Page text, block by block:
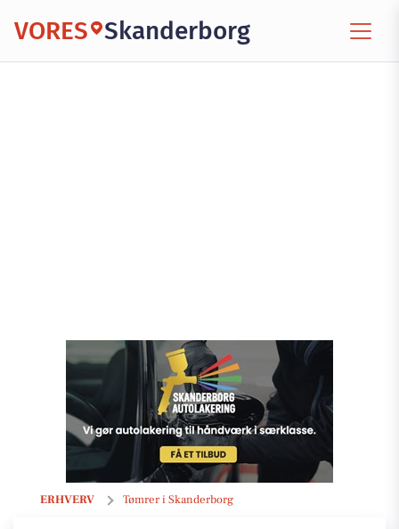
VORES Skanderborg
ERHVERV Tømrer i Skanderborg
Bugge byg